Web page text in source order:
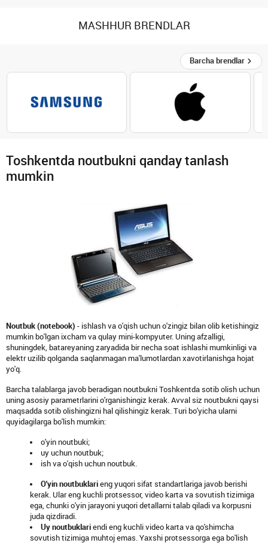
MASHHUR BRENDLAR
Barcha brendlar
Toshkentda noutbukni qanday tanlash
mumkin
Noutbuk (notebook) - ishlash va o'qish uchun o'zingiz bilan olib ketishingiz
mumkin bo'lgan ixcham va qulay mini-kompyuter. Uning afzalligi,
shuningdek, batareyaning zaryadida bir necha soat ishlashi mumkinligi va
elektr uzilib qolganda saqlanmagan ma'lumotlardan xavotirlanishga hojat
yo'q.
Barcha talablarga javob beradigan noutbukni Toshkentda sotib olish uchun
uning asosiy parametrlarini o'rganishingiz kerak. Avval siz noutbukni qaysi
maqsadda sotib olishingizni hal qilishingiz kerak. Turi bo'yicha ularni
quyidagilarga bo'lish mumkin:
o'yin noutbuki;
uy uchun noutbuk;
ish va o'qish uchun noutbuk.
O'yin noutbuklari eng yuqori sifat standartlariga javob berishi
kerak. Ular eng kuchli protsessor, video karta va sovutish tizimiga
ega, chunki o'yin jarayoni yuqori detallarni talab qiladi va korpusni
juda qizdiradi.
Uy noutbuklari endi eng kuchli video karta va qo'shimcha
sovutish tizimiga muhtoj emas. Yaxshi protsessorga ega bo'lish